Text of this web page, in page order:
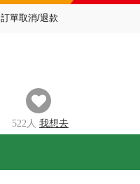
訂單取消/退款
522人 我想去